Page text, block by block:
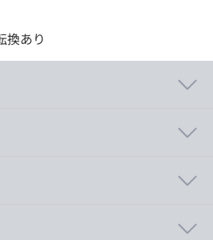
換あり
業部門の協業性を高め、生産性